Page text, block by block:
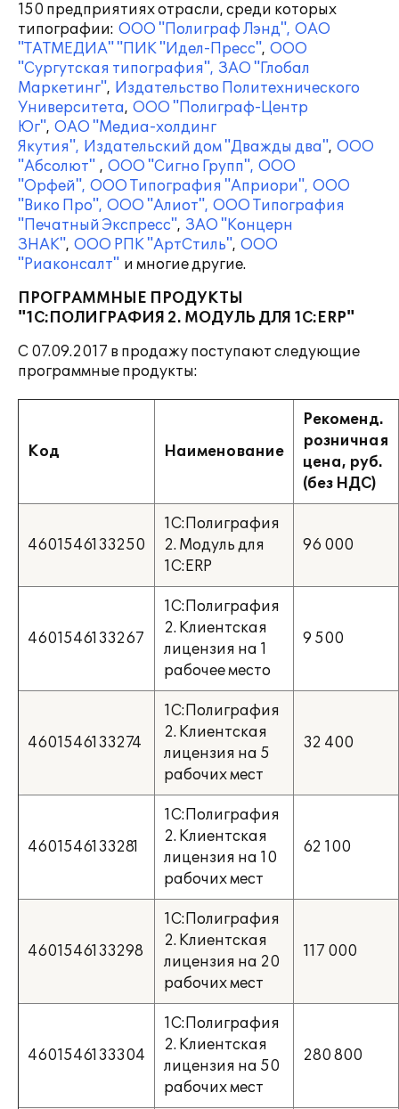
150 предприятиях отрасли, среди которых
типографии: ООО "Полиграф Лэнд", ОАО
"ТАТМЕДИА" "ПИК "Идел-Пресс", ООО
"Сургутская типография", ЗАО "Глобал
Маркетинг", Издательство Политехнического
Университета, ООО "Полиграф-Центр
Юг", ОАО "Медиа-холдинг
Якутия", Издательский дом "Дважды два", ООО
"Абсолют" , ООО "Сигно Групп", ООО
"Орфей", ООО Типография "Априори", ООО
"Вико Про", ООО "Алиот", ООО Типография
"Печатный Экспресс", ЗАО "Концерн
ЗНАК", ООО РПК "АртСтиль", ООО
"Риаконсалт" и многие другие.
ПРОГРАММНЫЕ ПРОДУКТЫ
"1С:ПОЛИГРАФИЯ 2. МОДУЛЬ ДЛЯ 1С:ERP"
С 07.09.2017 в продажу поступают следующие
программные продукты:
Код Наименование
Рекоменд.
розничная
цена, руб.
(без НДС)
4601546133250
1С:Полиграфия
2. Модуль для
1C:ERP
96 000
4601546133267
1С:Полиграфия
2. Клиентская
лицензия на 1
рабочее место
9 500
4601546133274
1С:Полиграфия
2. Клиентская
лицензия на 5
рабочих мест
32 400
4601546133281
1С:Полиграфия
2. Клиентская
лицензия на 10
рабочих мест
62 100
4601546133298
1С:Полиграфия
2. Клиентская
лицензия на 20
рабочих мест
117 000
4601546133304
1С:Полиграфия
2. Клиентская
лицензия на 50
рабочих мест
280 800